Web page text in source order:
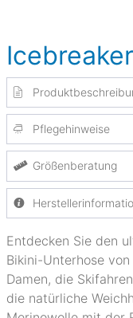
Pflegehinweise
Größenberatung
Entdecken Sie den
Bikini-Unterhose
Damen, die
die natürliche